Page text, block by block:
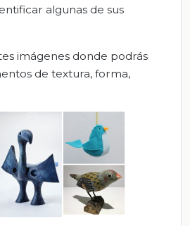
algunas de sus
imágenes donde podrás
de textura, forma,